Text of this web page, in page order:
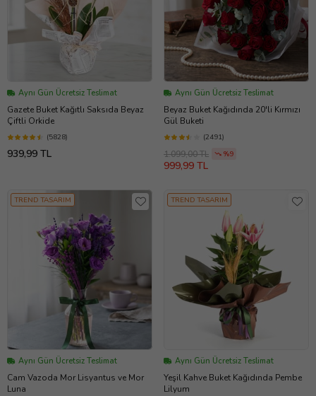
Aynı Gün Ücretsiz Teslimat
Gazete Buket Kağıtlı Saksıda Beyaz
Çiftli Orkide
(5828)
939,99 TL
Aynı Gün Ücretsiz Teslimat
Beyaz Buket Kağıdında 20'li Kırmızı
Gül Buketi
(2491)
1.099,00 TL %9
999,99 TL
TREND TASARIM
Aynı Gün Ücretsiz Teslimat
Cam Vazoda Mor Lisyantus ve Mor
Luna
TREND TASARIM
Aynı Gün Ücretsiz Teslimat
Yeşil Kahve Buket Kağıdında Pembe
Lilyum